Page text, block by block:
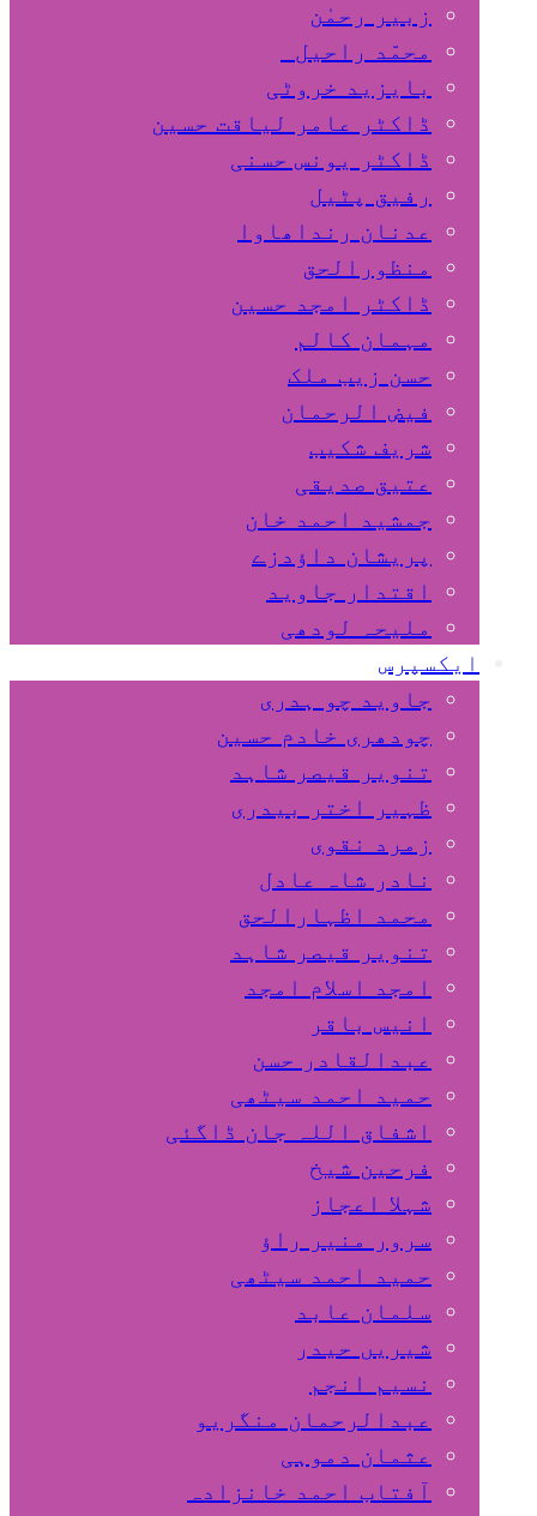
زبیر رحمٰن
محمّد راحیل
بایزید خروٹی
ڈاکٹر عامر لیاقت حسین
ڈاکٹر یونس حسنی
رفیق پٹیل
عدنان رنداھاوا
منظورالحق
ڈاکٹر امجد حسین
مہمان کالم
حسن زیب ملک
فیض الرحمان
شریف شکیب
عتیق صدیقی
جمشید احمد خان
پریشان داﺅدزے
اقتدار جاوید
ملیحہ لودھی
ایکسپرس
جاوید چو ہدری
چودھری خادم حسین
تنویر قیصر شاہد
ظہیر اختر بیدری
زمرد نقوی
نادر شاہ عادل
محمد اظہارالحق
تنویر قیصر شاہد
امجد اسلام امجد
انیس باقر
عبدالقادر حسن
حمید احمد سیٹھی
اشفاق اللہ جان ڈاگئی
فرحین شیخ
شہلا اعجاز
سرور منیر راؤ
حمید احمد سیٹھی
سلمان عابد
شیریں حیدر
نسیم انجم
عبدالرحمان منگریو
عثمان دموہی
آفتاب احمد خانزادہ